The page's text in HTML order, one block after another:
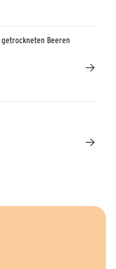
getrockneten Beeren
→
→